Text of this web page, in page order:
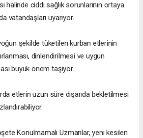
ciddi sağlık sorunlarının ortaya
vatandaşları uyarıyor.
şekilde tüketilen kurban etlerinin
dinlendirilmesi ve uygun
büyük önem taşıyor.
etlerin uzun süre dışarıda bekletilmesi
Konulmamalı Uzmanlar, yeni kesilen